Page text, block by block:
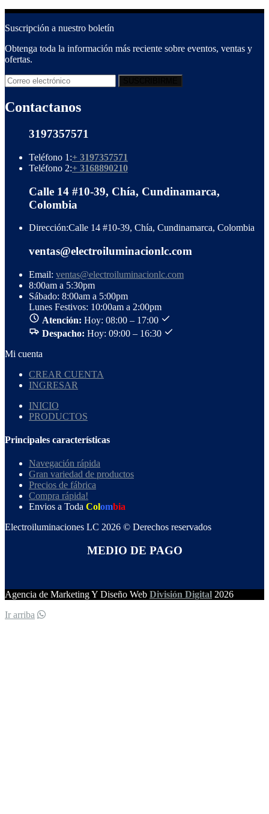
Suscripción a nuestro boletín
Obtenga toda la información más reciente sobre eventos, ventas y
ofertas.
Contactanos
3197357571
Teléfono 1:+ 3197357571
Teléfono 2:+ 3168890210
Calle 14 #10-39, Chía, Cundinamarca,
Colombia
Dirección:Calle 14 #10-39, Chía, Cundinamarca, Colombia
ventas@electroiluminacionlc.com
Email: ventas@electroiluminacionlc.com
8:00am a 5:30pm
Sábado: 8:00am a 5:00pm
Lunes Festivos: 10:00am a 2:00pm
Atención: Hoy: 08:00 – 17:00
Despacho: Hoy: 09:00 – 16:30
Mi cuenta
CREAR CUENTA
INGRESAR
INICIO
PRODUCTOS
Principales características
Navegación rápida
Gran variedad de productos
Precios de fábrica
Compra rápida!
Envios a Toda Colombia
Electroiluminaciones LC 2026 © Derechos reservados
MEDIO DE PAGO
Agencia de Marketing Y Diseño Web División Digital 2026
Ir arriba